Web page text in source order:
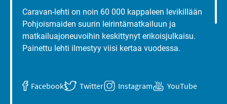
Caravan-lehti on noin 60 000 kappaleen levikillään
Pohjoismaiden suurin leirintämatkailuun ja
matkailuajoneuvoihin keskittynyt erikoisjulkaisu.
Painettu lehti ilmestyy viisi kertaa vuodessa.
Facebook Twitter Instagram YouTube